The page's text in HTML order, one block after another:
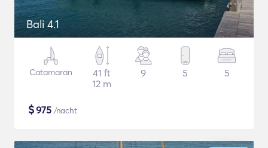
Bali 4.1
Catamaran
41 ft
12 m
9 5 5
$975 /nacht